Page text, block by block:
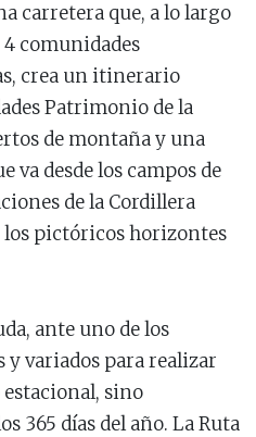
carretera que, a lo largo
comunidades
crea un itinerario
Patrimonio de la
de montaña y una
va desde los campos de
de la Cordillera
los pictóricos horizontes
ante uno de los
y variados para realizar
sino
365 días del año. La Ruta